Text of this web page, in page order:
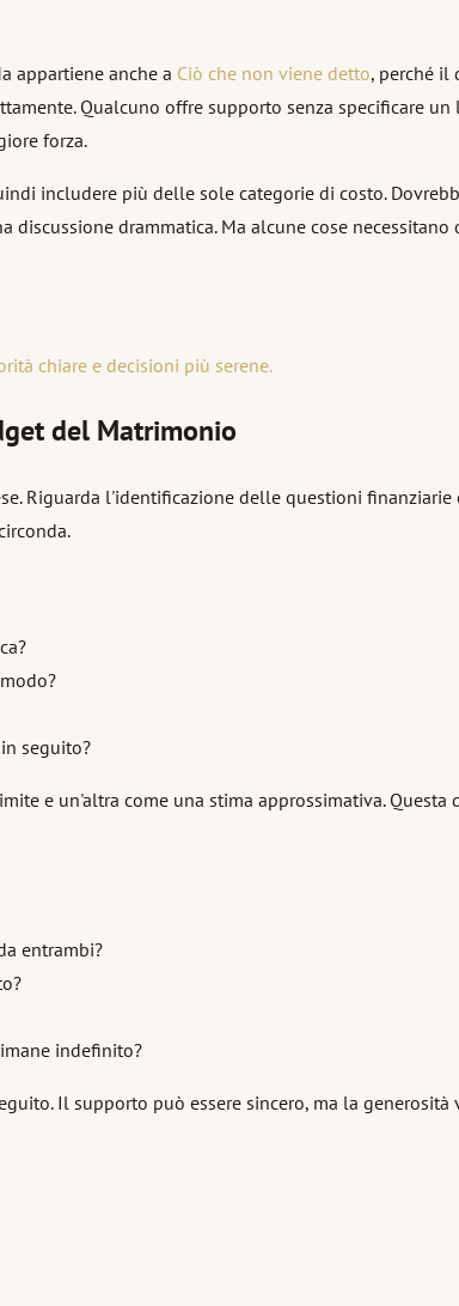
appartiene anche a Ciò che non viene detto, perché il
Qualcuno offre supporto senza specificare
forza.
includere più delle sole categorie di costo.
drammatica. Ma alcune cose
chiare e decisioni più serene.
del Matrimonio
Riguarda l'identificazione delle questioni
seguito?
e un'altra come una stima approssimativa.
entrambi?
indefinito?
Il supporto può essere sincero, ma la